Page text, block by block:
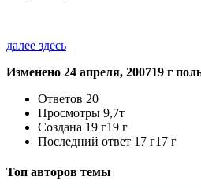
далее здесь
Изменено 24 апреля, 200719 г
Ответов 20
Просмотры 9,7т
Создана 19 г19 г
Последний ответ 17 г17 г
Топ авторов темы